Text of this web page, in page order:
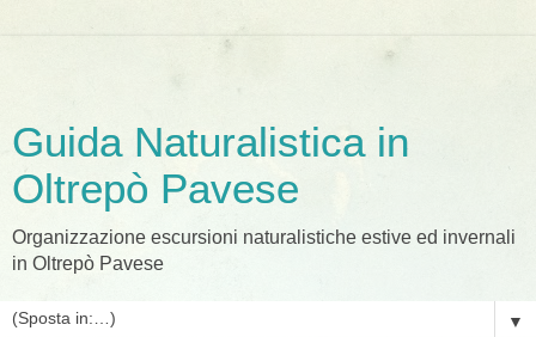
Guida Naturalistica in
Oltrepò Pavese
Organizzazione escursioni naturalistiche estive ed invernali
in Oltrepò Pavese
▼